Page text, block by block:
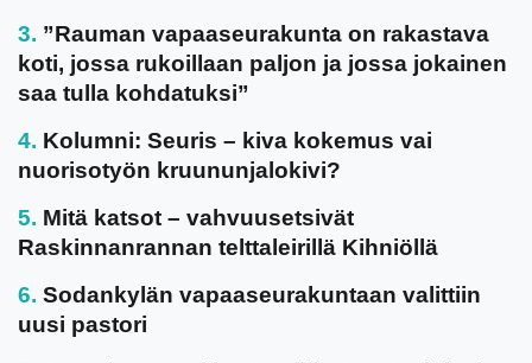
”Rauman vapaaseurakunta on rakastava
koti, jossa rukoillaan paljon ja jossa jokainen
saa tulla kohdatuksi”
Kolumni: Seuris – kiva kokemus vai
nuorisotyön kruununjalokivi?
Mitä katsot – vahvuusetsivät
Raskinnanrannan telttaleirillä Kihniöllä
Sodankylän vapaaseurakuntaan valittiin
uusi pastori